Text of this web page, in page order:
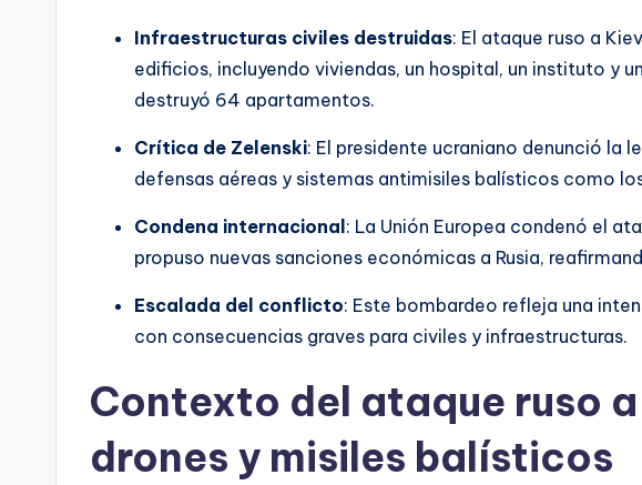
Infraestructuras civiles destruidas: El ataque ruso a
edificios, incluyendo viviendas, un hospital, un instituto y
destruyó 64 apartamentos.
Crítica de Zelenski: El presidente ucraniano denunció la
defensas aéreas y sistemas antimisiles balísticos como
Condena internacional: La Unión Europea condenó el
propuso nuevas sanciones económicas a Rusia,
Escalada del conflicto: Este bombardeo refleja una
con consecuencias graves para civiles y infraestructuras.
Contexto del ataque ruso
drones y misiles balísticos